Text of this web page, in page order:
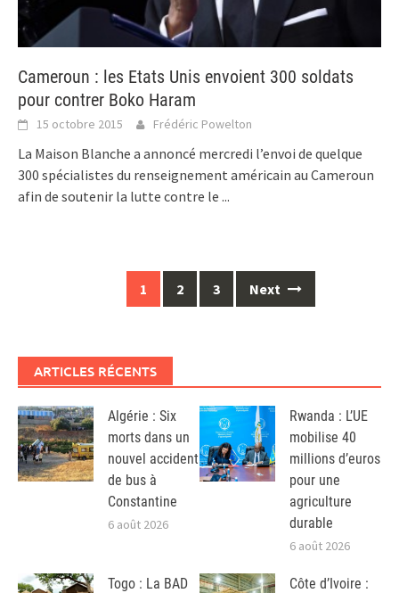
Cameroun : les Etats Unis envoient 300 soldats
pour contrer Boko Haram
15 octobre 2015 Frédéric Powelton
La Maison Blanche a annoncé mercredi l’envoi de quelque
300 spécialistes du renseignement américain au Cameroun
afin de soutenir la lutte contre le ...
1 2 3 Next
ARTICLES RÉCENTS
Algérie : Six
morts dans un
nouvel accident
de bus à
Constantine
6 août 2026
Rwanda : L’UE
mobilise 40
millions d’euros
pour une
agriculture
durable
6 août 2026
Togo : La BAD
Côte d’Ivoire :